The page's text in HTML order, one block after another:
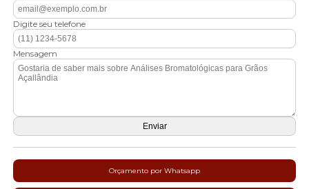
Digite seu telefone
Mensagem
Orçamento por Whatsapp